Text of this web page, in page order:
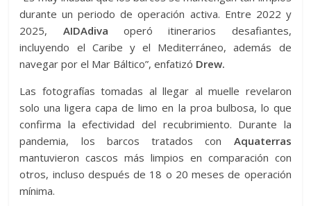
durante un periodo de operación activa. Entre 2022 y
2025, AIDAdiva operó itinerarios desafiantes,
incluyendo el Caribe y el Mediterráneo, además de
navegar por el Mar Báltico”, enfatizó Drew.
Las fotografías tomadas al llegar al muelle revelaron
solo una ligera capa de limo en la proa bulbosa, lo que
confirma la efectividad del recubrimiento. Durante la
pandemia, los barcos tratados con Aquaterras
mantuvieron cascos más limpios en comparación con
otros, incluso después de 18 o 20 meses de operación
mínima.